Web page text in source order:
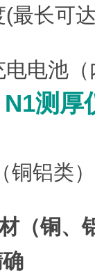
最长可
电池
测厚
铝类）
（铜、